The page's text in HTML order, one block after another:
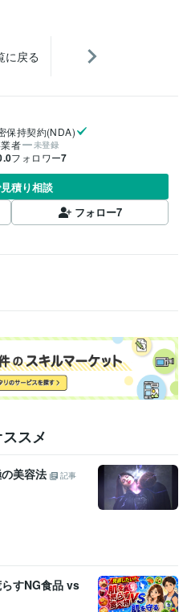
に戻る
保持契約(NDA)
者
未登録
フォロワー7
積り相談
フォロー7
スメ
美容法
記事
すNG食品 vs